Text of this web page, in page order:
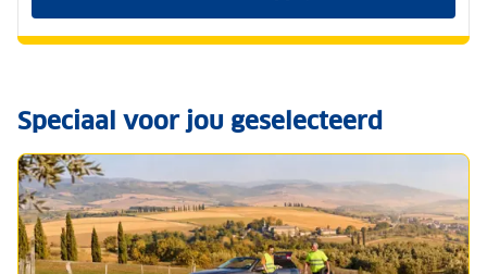
Speciaal voor jou geselecteerd